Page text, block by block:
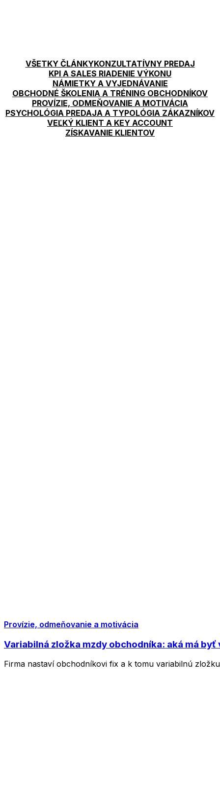
VŠETKY ČLÁNKYKONZULTATÍVNY PREDAJ
KPI A SALES RIADENIE VÝKONU
NÁMIETKY A VYJEDNÁVANIE
OBCHODNÉ ŠKOLENIA A TRÉNING OBCHODNÍKOV
PROVÍZIE, ODMEŇOVANIE A MOTIVÁCIA
PSYCHOLÓGIA PREDAJA A TYPOLÓGIA ZÁKAZNÍKOV
VEĽKÝ KLIENT A KEY ACCOUNT
ZÍSKAVANIE KLIENTOV
Provízie, odmeňovanie a motivácia
Variabilná zložka mzdy obchodníka: aká má
Firma nastaví obchodníkovi fix a k tomu variabilnú